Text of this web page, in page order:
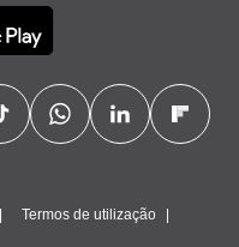
Termos de utilização